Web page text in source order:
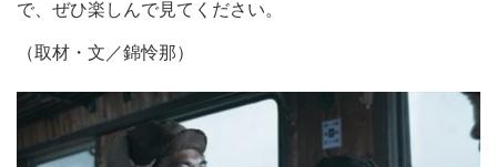
で、ぜひ楽しんで見てください。
（取材・文／錦怜那）